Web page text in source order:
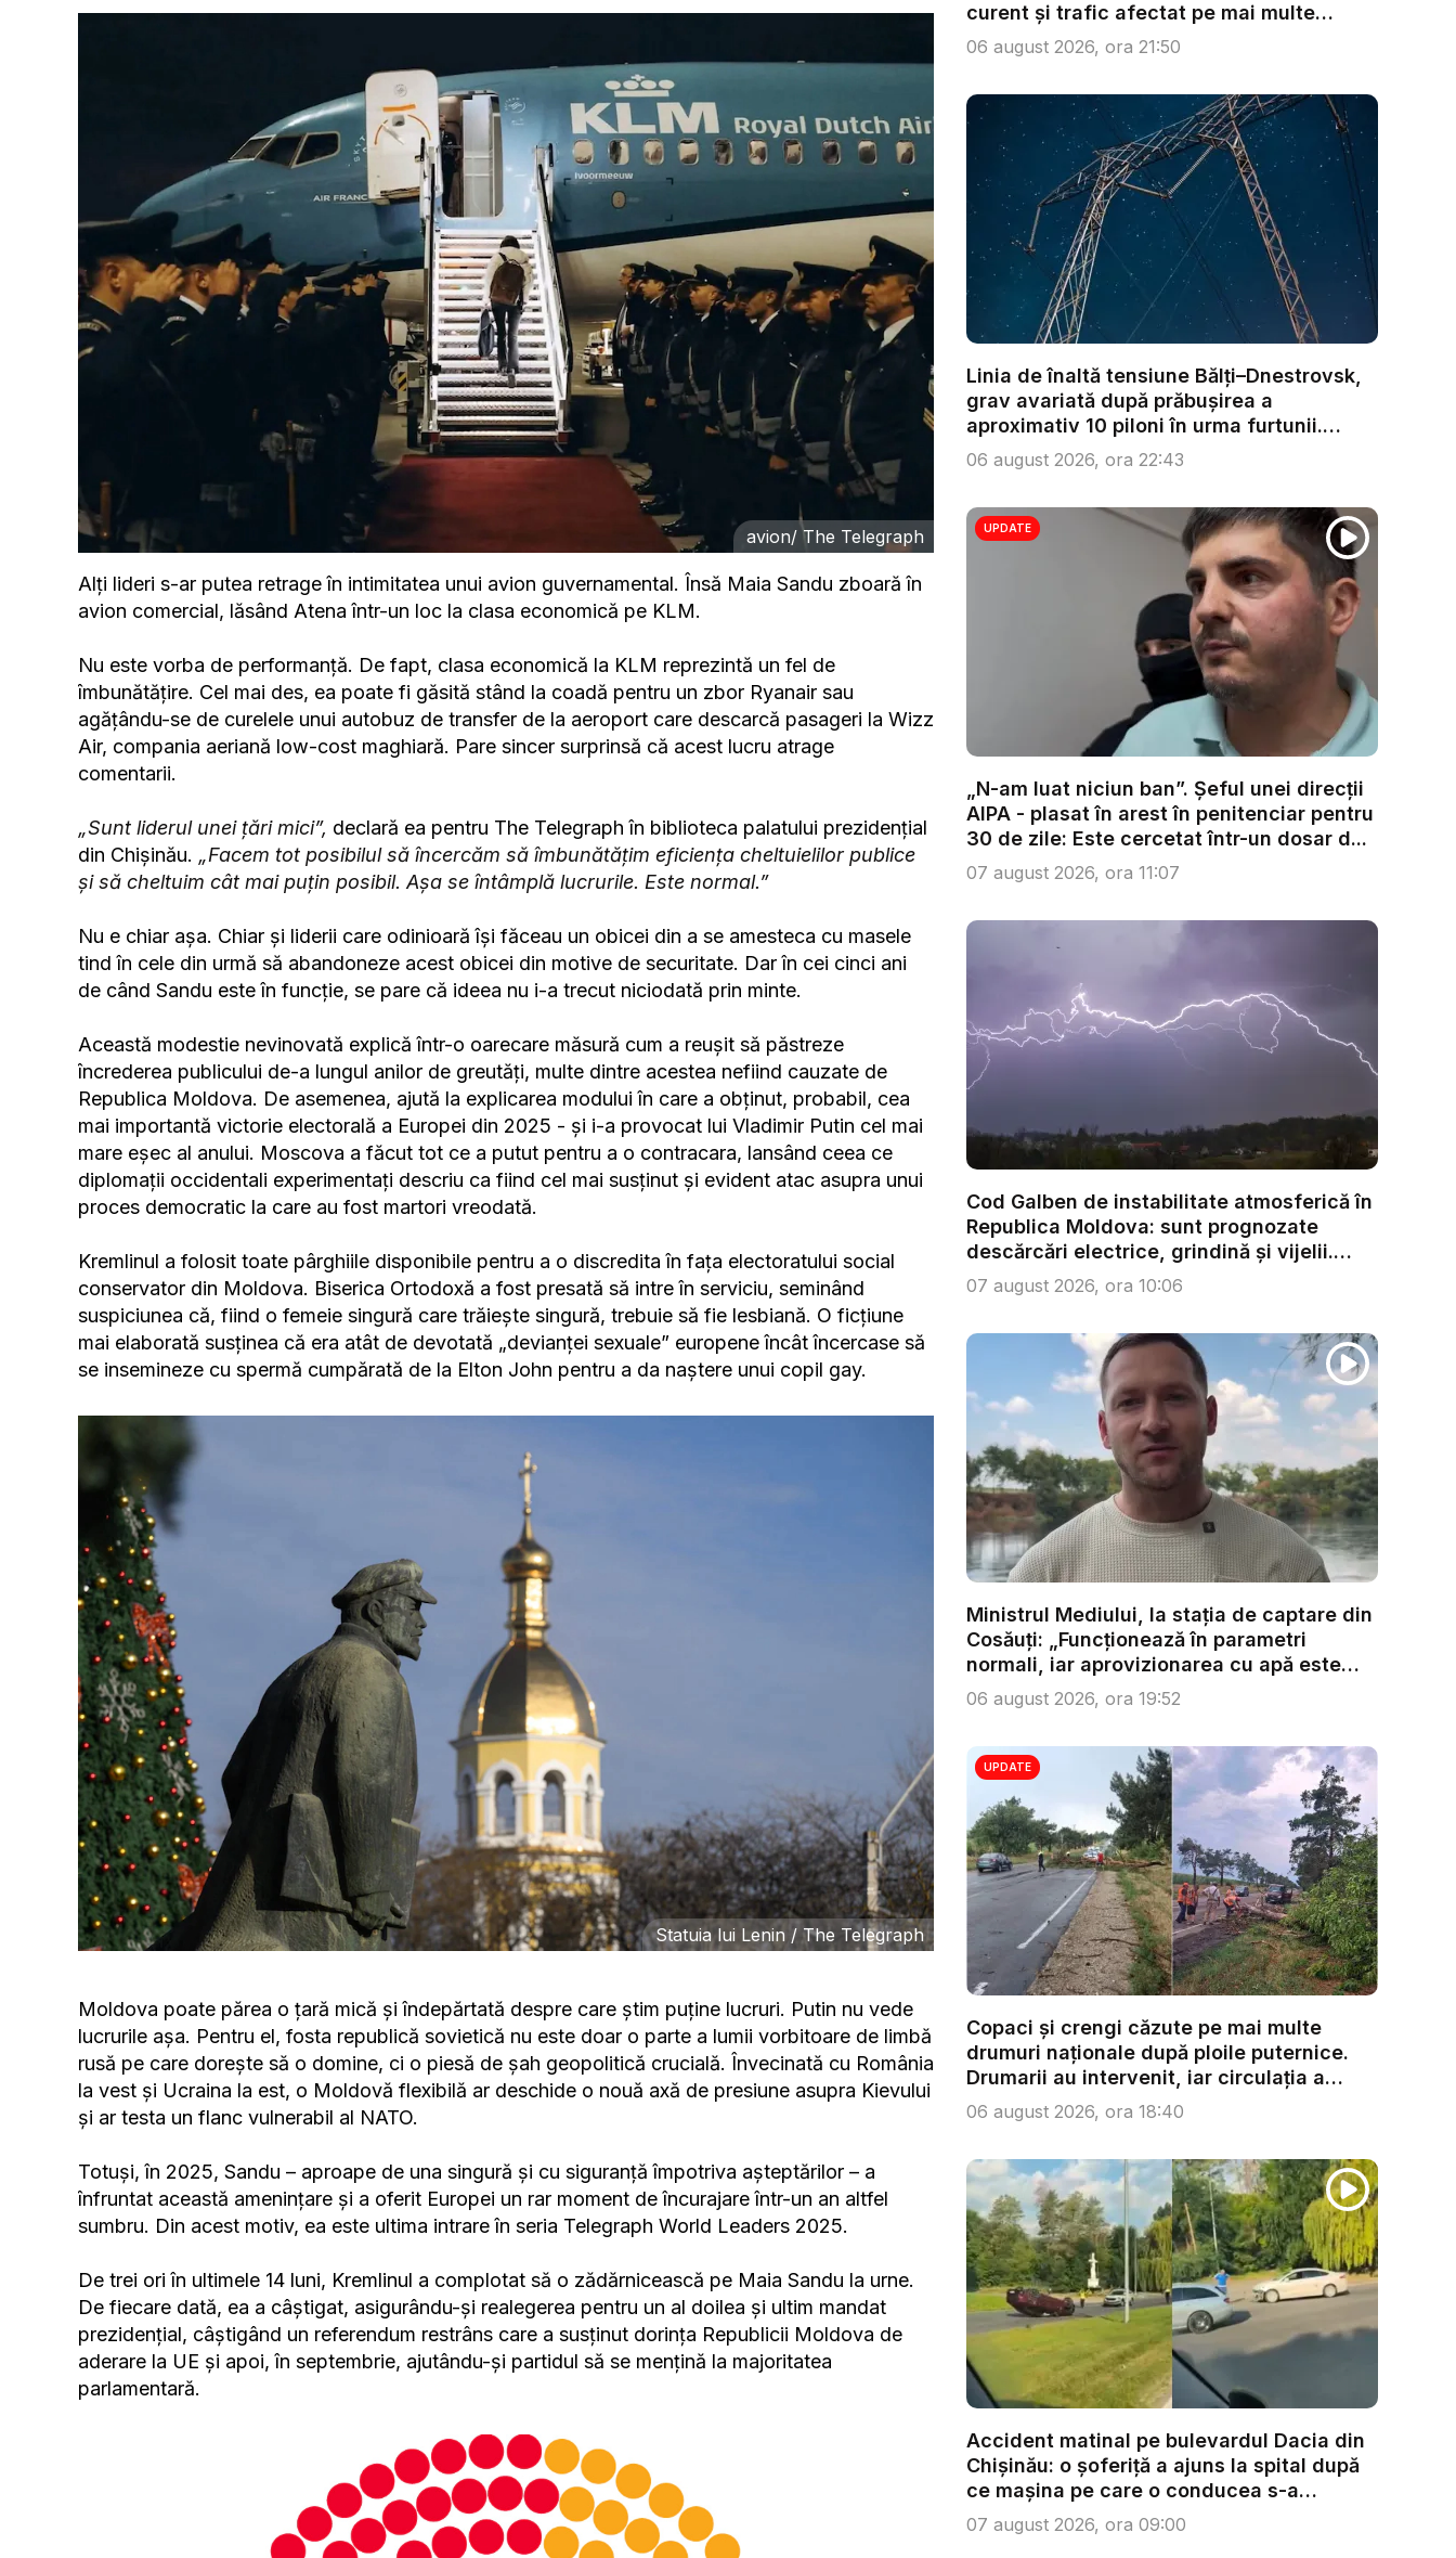
avion/ The Telegraph
Alți lideri s-ar putea retrage în intimitatea unui avion guvernamental. Însă Maia Sandu zboară în
avion comercial, lăsând Atena într-un loc la clasa economică pe KLM.
Nu este vorba de performanță. De fapt, clasa economică la KLM reprezintă un fel de
îmbunătățire. Cel mai des, ea poate fi găsită stând la coadă pentru un zbor Ryanair sau
agățându-se de curelele unui autobuz de transfer de la aeroport care descarcă pasageri la Wizz
Air, compania aeriană low-cost maghiară. Pare sincer surprinsă că acest lucru atrage
comentarii.
„Sunt liderul unei țări mici”, declară ea pentru The Telegraph în biblioteca palatului prezidențial
din Chișinău. „Facem tot posibilul să încercăm să îmbunătățim eficiența cheltuielilor publice
și să cheltuim cât mai puțin posibil. Așa se întâmplă lucrurile. Este normal.”
Nu e chiar așa. Chiar și liderii care odinioară își făceau un obicei din a se amesteca cu masele
tind în cele din urmă să abandoneze acest obicei din motive de securitate. Dar în cei cinci ani
de când Sandu este în funcție, se pare că ideea nu i-a trecut niciodată prin minte.
Această modestie nevinovată explică într-o oarecare măsură cum a reușit să păstreze
încrederea publicului de-a lungul anilor de greutăți, multe dintre acestea nefiind cauzate de
Republica Moldova. De asemenea, ajută la explicarea modului în care a obținut, probabil, cea
mai importantă victorie electorală a Europei din 2025 - și i-a provocat lui Vladimir Putin cel mai
mare eșec al anului. Moscova a făcut tot ce a putut pentru a o contracara, lansând ceea ce
diplomații occidentali experimentați descriu ca fiind cel mai susținut și evident atac asupra unui
proces democratic la care au fost martori vreodată.
Kremlinul a folosit toate pârghiile disponibile pentru a o discredita în fața electoratului social
conservator din Moldova. Biserica Ortodoxă a fost presată să intre în serviciu, seminând
suspiciunea că, fiind o femeie singură care trăiește singură, trebuie să fie lesbiană. O ficțiune
mai elaborată susținea că era atât de devotată „devianței sexuale” europene încât încercase să
se insemineze cu spermă cumpărată de la Elton John pentru a da naștere unui copil gay.
Statuia lui Lenin / The Telegraph
Moldova poate părea o țară mică și îndepărtată despre care știm puține lucruri. Putin nu vede
lucrurile așa. Pentru el, fosta republică sovietică nu este doar o parte a lumii vorbitoare de limbă
rusă pe care dorește să o domine, ci o piesă de șah geopolitică crucială. Învecinată cu România
la vest și Ucraina la est, o Moldovă flexibilă ar deschide o nouă axă de presiune asupra Kievului
și ar testa un flanc vulnerabil al NATO.
Totuși, în 2025, Sandu – aproape de una singură și cu siguranță împotriva așteptărilor – a
înfruntat această amenințare și a oferit Europei un rar moment de încurajare într-un an altfel
sumbru. Din acest motiv, ea este ultima intrare în seria Telegraph World Leaders 2025.
De trei ori în ultimele 14 luni, Kremlinul a complotat să o zădărnicească pe Maia Sandu la urne.
De fiecare dată, ea a câștigat, asigurându-și realegerea pentru un al doilea și ultim mandat
prezidențial, câștigând un referendum restrâns care a susținut dorința Republicii Moldova de
aderare la UE și apoi, în septembrie, ajutându-și partidul să se mențină la majoritatea
parlamentară.
curent și trafic afectat pe mai multe
trase...
06 august 2026, ora 21:50
Linia de înaltă tensiune Bălți–Dnestrovsk,
grav avariată după prăbușirea a
aproximativ 10 piloni în urma furtunii.
Ech...
06 august 2026, ora 22:43
UPDATE
„N-am luat niciun ban”. Șeful unei direcții
AIPA - plasat în arest în penitenciar pentru
30 de zile: Este cercetat într-un dosar d...
07 august 2026, ora 11:07
Cod Galben de instabilitate atmosferică în
Republica Moldova: sunt prognozate
descărcări electrice, grindină și vijelii.
Câ...
07 august 2026, ora 10:06
Ministrul Mediului, la stația de captare din
Cosăuți: „Funcționează în parametri
normali, iar aprovizionarea cu apă este
as...
06 august 2026, ora 19:52
UPDATE
Copaci și crengi căzute pe mai multe
drumuri naționale după ploile puternice.
Drumarii au intervenit, iar circulația a
fost...
06 august 2026, ora 18:40
Accident matinal pe bulevardul Dacia din
Chișinău: o șoferiță a ajuns la spital după
ce mașina pe care o conducea s-a
răsturn...
07 august 2026, ora 09:00